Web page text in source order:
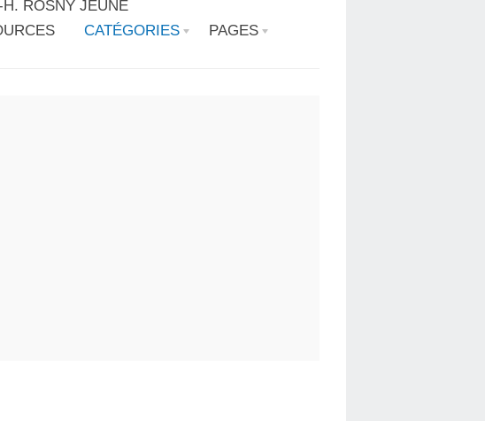
ROSNY JEUNE
CATÉGORIES
PAGES